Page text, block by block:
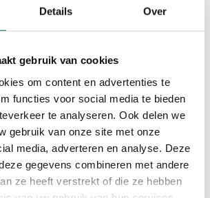
Details Over
gebruik van cookies
om content en advertenties te
functies voor social media te bieden
te analyseren. Ook delen we
gebruik van onze site met onze
media, adverteren en analyse. Deze
gegevens combineren met andere
ze heeft verstrekt of die ze hebben
68 Sistec SK sleutelkluis 68 elo
Incl. BTW €1.382,00